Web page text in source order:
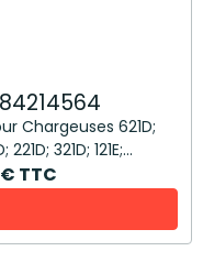
Chargeuses 621D;
221D; 321D; 121E;...
TTC